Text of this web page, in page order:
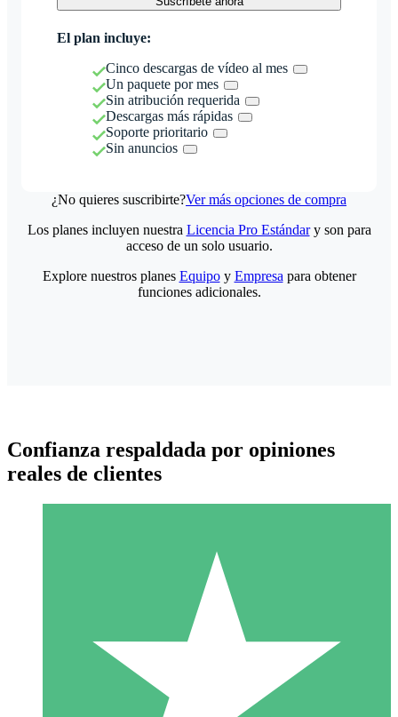
El plan incluye:
Cinco descargas de vídeo al mes
Un paquete por mes
Sin atribución requerida
Descargas más rápidas
Soporte prioritario
Sin anuncios
¿No quieres suscribirte?Ver más opciones de compra
Paquetes de Créditos Individuales
Paga según el uso con créditos de descarga. Sin compromiso
Los planes incluyen nuestra Licencia Pro Estándary son para
acceso de un solo usuario.
Explore nuestros planes Equipoy Empresa para obtener
funciones adicionales.
Confianza respaldada por opiniones
reales de clientes